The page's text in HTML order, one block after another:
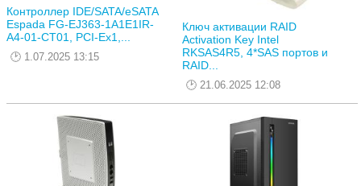
Контроллер IDE/SATA/eSATA
Espada FG-EJ363-1A1E1IR-
A4-01-CT01, PCI-Ex1,...
1.07.2025 13:15
Ключ активации RAID
Activation Key Intel
RKSAS4R5, 4*SAS портов и
RAID...
21.06.2025 12:08